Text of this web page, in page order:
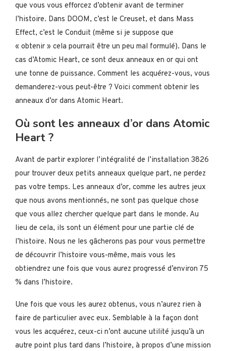
que vous vous efforcez d’obtenir avant de terminer
l’histoire. Dans DOOM, c’est le Creuset, et dans Mass
Effect, c’est le Conduit (même si je suppose que
« obtenir » cela pourrait être un peu mal formulé). Dans le
cas d’Atomic Heart, ce sont deux anneaux en or qui ont
une tonne de puissance. Comment les acquérez-vous, vous
demanderez-vous peut-être ? Voici comment obtenir les
anneaux d’or dans Atomic Heart.
Où sont les anneaux d’or dans Atomic
Heart ?
Avant de partir explorer l’intégralité de l’installation 3826
pour trouver deux petits anneaux quelque part, ne perdez
pas votre temps. Les anneaux d’or, comme les autres jeux
que nous avons mentionnés, ne sont pas quelque chose
que vous allez chercher quelque part dans le monde. Au
lieu de cela, ils sont un élément pour une partie clé de
l’histoire. Nous ne les gâcherons pas pour vous permettre
de découvrir l’histoire vous-même, mais vous les
obtiendrez une fois que vous aurez progressé d’environ 75
% dans l’histoire.
Une fois que vous les aurez obtenus, vous n’aurez rien à
faire de particulier avec eux. Semblable à la façon dont
vous les acquérez, ceux-ci n’ont aucune utilité jusqu’à un
autre point plus tard dans l’histoire, à propos d’une mission